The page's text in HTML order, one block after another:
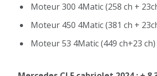
Moteur 300 4Matic (258 ch +
Moteur 450 4Matic (381 ch +
Moteur 53 4Matic (449 ch+23 ch)